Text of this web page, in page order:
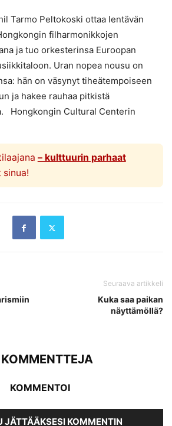
Tarmo Peltokoski ottaa lentävän
filharmonikkojen
ja tuo orkesterinsa Euroopan
Uran nopea nousu on
hän on väsynyt tiheätempoiseen
ja hakee rauhaa pitkistä
Hongkongin Cultural Centerin
– kulttuurin parhaat
Seuraava artikkeli
Kuka saa paikan
näyttämöllä?
KOMMENTTEJA
KOMMENTOI
JÄTTÄÄKSESI KOMMENTIN